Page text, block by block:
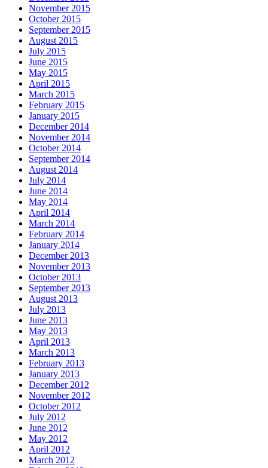
November 2015
October 2015
September 2015
August 2015
July 2015
June 2015
May 2015
April 2015
March 2015
February 2015
January 2015
December 2014
November 2014
October 2014
September 2014
August 2014
July 2014
June 2014
May 2014
April 2014
March 2014
February 2014
January 2014
December 2013
November 2013
October 2013
September 2013
August 2013
July 2013
June 2013
May 2013
April 2013
March 2013
February 2013
January 2013
December 2012
November 2012
October 2012
July 2012
June 2012
May 2012
April 2012
March 2012